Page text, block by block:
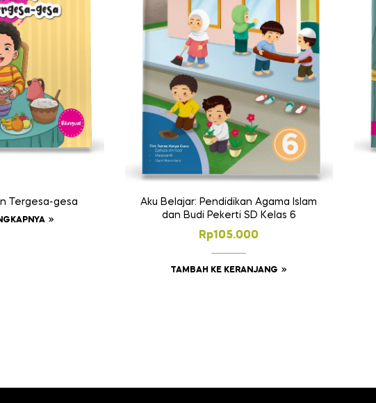
Tergesa-gesa
Aku Belajar: Pendidikan Agama Islam
dan Budi Pekerti SD Kelas 6
Rp105.000
TAMBAH KE KERANJANG